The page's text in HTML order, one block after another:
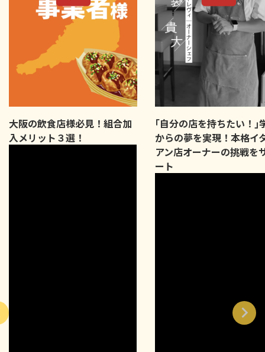
大阪の飲食店様必見！組合加
入メリット３選！
｢自分の店を持ちたい！｣
からの夢を実現！本格イ
アン店オーナーの挑戦を
ート